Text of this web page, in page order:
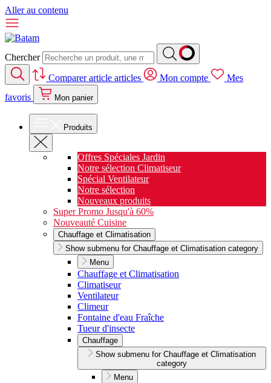
Aller au contenu
Chercher
Comparerarticle articles Mon compte
Mes
favoris
Mon panier
Produits
Offres Spéciales Jardin
Notre sélection Climatiseur
Spécial Ventilateur
Notre sélection
Nouveaux produits
Super Promo Jusqu'à 60%
Nouveauté Cuisine
Chauffage et Climatisation
Show submenu for Chauffage et Climatisation category
Menu
Chauffage et Climatisation
Climatiseur
Ventilateur
Climeur
Fontaine d'eau Fraîche
Tueur d'insecte
Chauffage
Show submenu for Chauffage et Climatisation
category
Menu